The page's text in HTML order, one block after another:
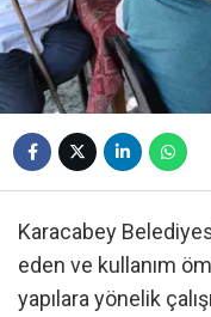
Karacabey
eden ve kullanım
yapılara yönelik